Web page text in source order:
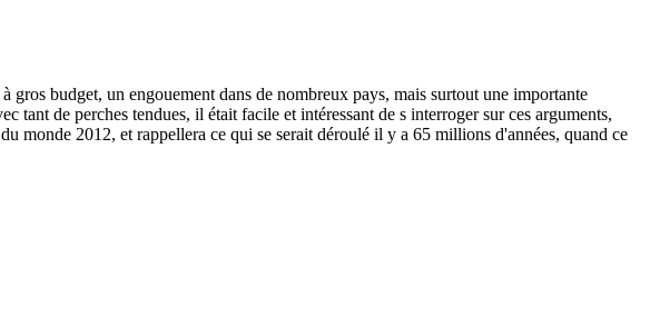
budget, un engouement dans de nombreux pays, mais surtout une importante
tant de perches tendues, il était facile et intéressant de s interroger sur ces arguments,
monde 2012, et rappellera ce qui se serait déroulé il y a 65 millions d'années, quand ce